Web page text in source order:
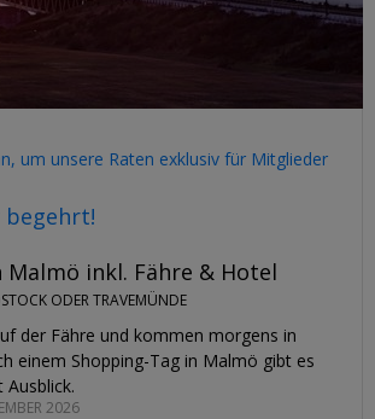
um unsere Raten exklusiv für Mitglieder
begehrt!
inkl. Fähre & Hotel
ODER TRAVEMÜNDE
der Fähre und kommen morgens in
einem Shopping-Tag in Malmö gibt es
Ausblick.
2026